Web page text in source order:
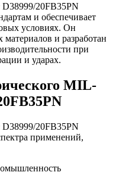
20FB35PN
и обеспечивает
условиях. Он
материалов и разработан
при
и ударах.
MIL-
20FB35PN
применений,